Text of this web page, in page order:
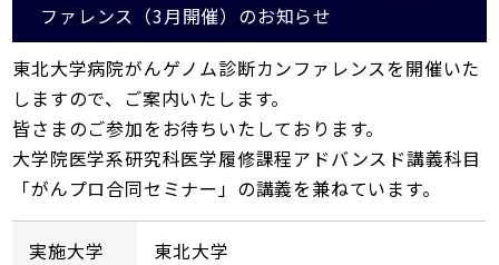
ファレンス（3月開催）のお知らせ
東北大学病院がんゲノム診断カンファレンスを開催いた
しますので、ご案内いたします。
皆さまのご参加をお待ちいたしております。
大学院医学系研究科医学履修課程アドバンスド講義科目
「がんプロ合同セミナー」の講義を兼ねています。
実施大学 東北大学